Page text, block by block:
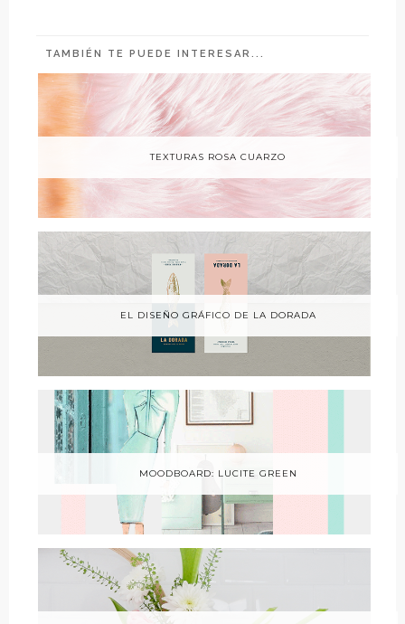
TAMBIÉN TE PUEDE INTERESAR...
TEXTURAS ROSA CUARZO
EL DISEÑO GRÁFICO DE LA DORADA
MOODBOARD: LUCITE GREEN